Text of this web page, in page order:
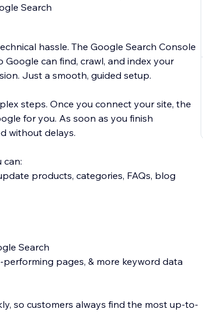
Search
hassle. The Google Search Console
can find, crawl, and index your
Just a smooth, guided setup.
steps. Once you connect your site, the
for you. As soon as you finish
without delays.
can:
products, categories, FAQs, blog
Search
pages, & more keyword data
so customers always find the most up-to-